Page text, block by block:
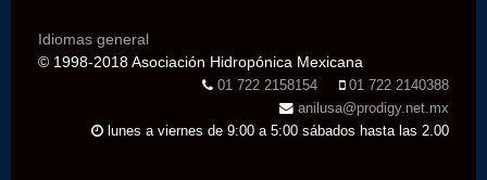
Te compartimos nuestros recuerdos: que motivó a Gloria
Idiomas general
© 1998-2018 Asociación Hidropónica Mexicana
01 722 2158154
01 722 2140388
anilusa@prodigy.net.mx
lunes a viernes de 9:00 a 5:00 sábados hasta las 2.00